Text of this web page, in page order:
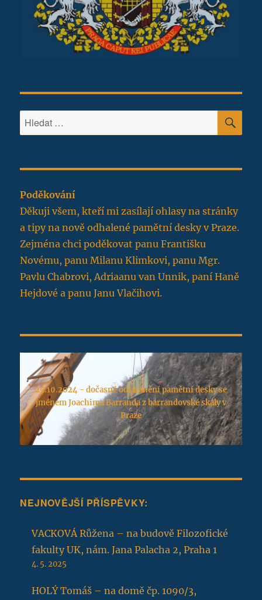
Hledat:
Poděkování
Děkuji všem, kteří mi zasílají ohlasy na stránky
a tipy na nově odhalené pamětní desky v Praze.
Zejména chci poděkovat panu Františku
Novému, panu Milanu Klimkovi, panu Mgr.
Pavlu Chabrovi, Adriaanu van Unnik, paní Haně
Hejdové a panu Janu Vlačihovi.
25.10.2024 - dočasné odstranění pamětní desky se
jménem Joachima Barranda z barrandovské skály v
Praze
NEJNOVĚJŠÍ PŘÍSPĚVKY:
VACKOVÁ Růžena – na budově Filozofické
fakulty UK, nám. Jana Palacha 2, Praha 1
4. 5. 2025
HOLÝ Tomáš – na domě čp. 1090/3,